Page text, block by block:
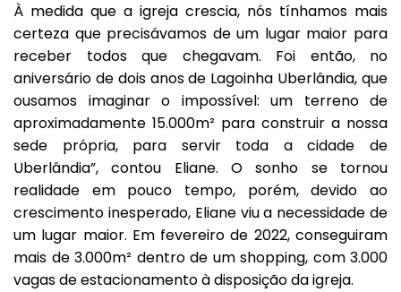
À medida que a igreja crescia, nós tínhamos mais
certeza que precisávamos de um lugar maior para
receber todos que chegavam. Foi então, no
aniversário de dois anos de Lagoinha Uberlândia, que
ousamos imaginar o impossível: um terreno de
aproximadamente 15.000m² para construir a nossa
sede própria, para servir toda a cidade de
Uberlândia”, contou Eliane. O sonho se tornou
realidade em pouco tempo, porém, devido ao
crescimento inesperado, Eliane viu a necessidade de
um lugar maior. Em fevereiro de 2022, conseguiram
mais de 3.000m² dentro de um shopping, com 3.000
vagas de estacionamento à disposição da igreja.